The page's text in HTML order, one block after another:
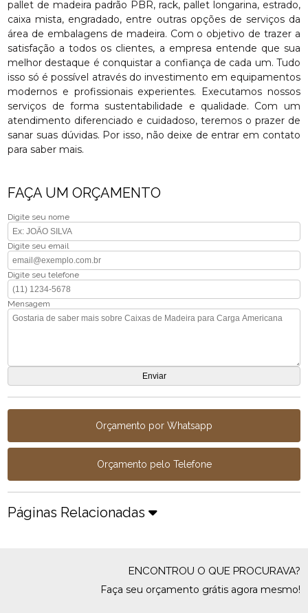
pallet de madeira padrão PBR, rack, pallet longarina, estrado,
caixa mista, engradado, entre outras opções de serviços da
área de embalagens de madeira. Com o objetivo de trazer a
satisfação a todos os clientes, a empresa entende que sua
melhor destaque é conquistar a confiança de cada um. Tudo
isso só é possível através do investimento em equipamentos
modernos e profissionais experientes. Executamos nossos
serviços de forma sustentabilidade e qualidade. Com um
atendimento diferenciado e cuidadoso, teremos o prazer de
sanar suas dúvidas. Por isso, não deixe de entrar em contato
para saber mais.
FAÇA UM ORÇAMENTO
Digite seu nome
Digite seu email
Digite seu telefone
Mensagem
Orçamento por Whatsapp
Orçamento pelo Telefone
Páginas Relacionadas
ENCONTROU O QUE PROCURAVA?
Faça seu orçamento grátis agora mesmo!